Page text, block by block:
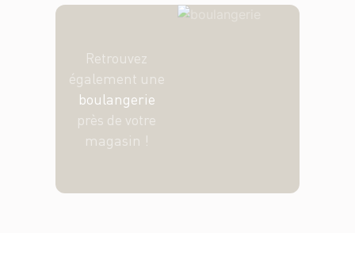
Retrouvez
également une
boulangerie
près de votre
magasin !